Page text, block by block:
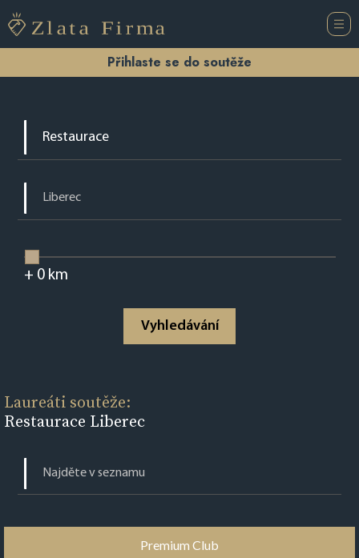
Přihlaste se do soutěže
+ 0km
Vyhledávání
Laureáti soutěže:
Restaurace Liberec
Premium Club